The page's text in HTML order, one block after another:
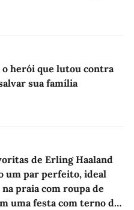
herói que lutou contra
sua família
de Erling Haaland
um par perfeito, ideal
praia com roupa de
uma festa com terno de